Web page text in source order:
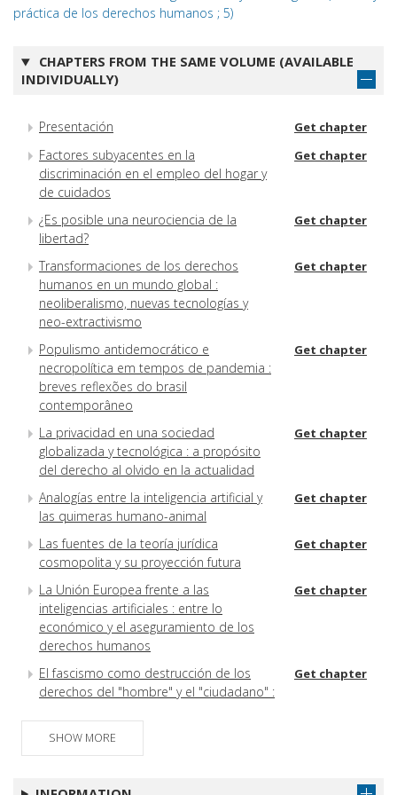
práctica de los derechos humanos ; 5)
CHAPTERS FROM THE SAME VOLUME (AVAILABLE
INDIVIDUALLY)
Presentación Get chapter
Factores subyacentes en la
discriminación en el empleo del hogar y
de cuidados
Get chapter
¿Es posible una neurociencia de la
libertad?
Get chapter
Transformaciones de los derechos
humanos en un mundo global :
neoliberalismo, nuevas tecnologías y
neo-extractivismo
Get chapter
Populismo antidemocrático e
necropolítica em tempos de pandemia :
breves reflexões do brasil
contemporâneo
Get chapter
La privacidad en una sociedad
globalizada y tecnológica : a propósito
del derecho al olvido en la actualidad
Get chapter
Analogías entre la inteligencia artificial y
las quimeras humano-animal
Get chapter
Las fuentes de la teoría jurídica
cosmopolita y su proyección futura
Get chapter
La Unión Europea frente a las
inteligencias artificiales : entre lo
económico y el aseguramiento de los
derechos humanos
Get chapter
El fascismo como destrucción de los
derechos del "hombre" y el "ciudadano" :
Get chapter
SHOW MORE